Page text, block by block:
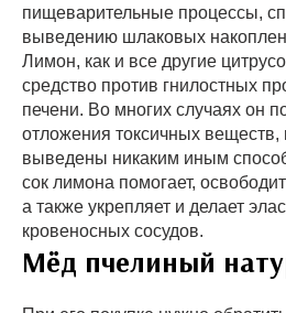
пищеварительные процессы,
выведению шлаковых
Лимон, как и все другие
средство против гнилостных
печени. Во многих случаях он
отложения токсичных веществ,
выведены никаким иным
сок лимона помогает,
а также укрепляет и делает
кровеносных сосудов.
Мёд пчелиный